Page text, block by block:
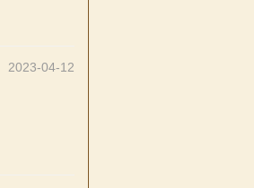
2023-04-12